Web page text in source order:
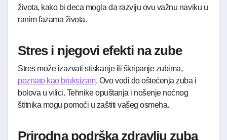
života, kako bi deca mogla da razviju ovu važnu naviku u
ranim fazama života.
Stres i njegovi efekti na zube
Stres može izazvati stiskanje ili škripanje zubima,
poznato kao bruksizam. Ovo vodi do oštećenja zuba i
bolova u vilici. Tehnike opuštanja i nošenje noćnog
štitnika mogu pomoći u zaštiti vašeg osmeha.
Prirodna podrška zdravlju zuba